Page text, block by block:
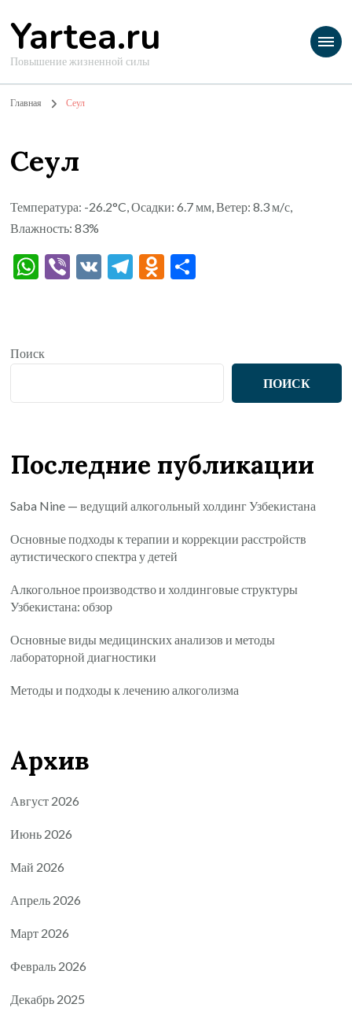
Yartea.ru
Повышение жизненной силы
Главная Сеул
Сеул
Температура: -26.2°C, Осадки: 6.7 мм, Ветер: 8.3 м/с,
Влажность: 83%
WhatsApp
Viber
VK Telegram
Odnoklassniki
Поиск
ПОИСК
Последние публикации
Saba Nine — ведущий алкогольный холдинг Узбекистана
Основные подходы к терапии и коррекции расстройств
аутистического спектра у детей
Алкогольное производство и холдинговые структуры
Узбекистана: обзор
Основные виды медицинских анализов и методы
лабораторной диагностики
Методы и подходы к лечению алкоголизма
Архив
Август 2026
Июнь 2026
Май 2026
Апрель 2026
Март 2026
Февраль 2026
Декабрь 2025